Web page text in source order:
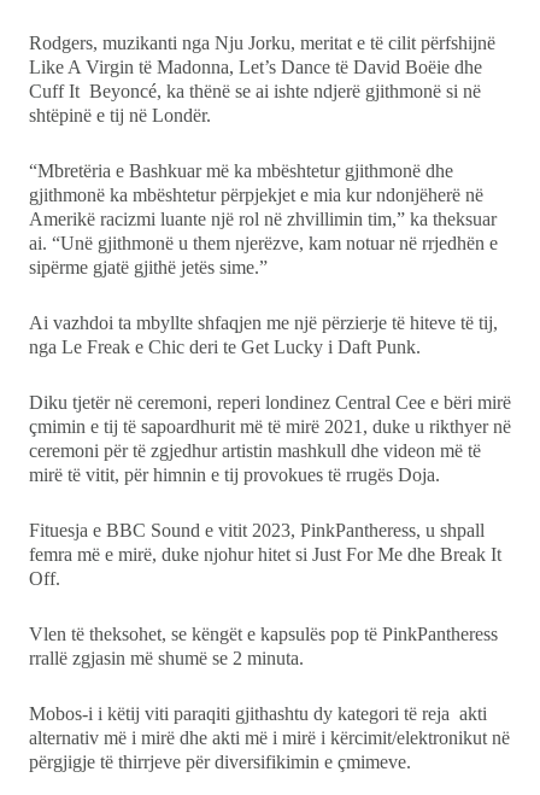
Rodgers, muzikanti nga Nju Jorku, meritat e të cilit përfshijnë
Like A Virgin të Madonna, Let’s Dance të David Boëie dhe
Cuff It Beyoncé, ka thënë se ai ishte ndjerë gjithmonë si në
shtëpinë e tij në Londër.
“Mbretëria e Bashkuar më ka mbështetur gjithmonë dhe
gjithmonë ka mbështetur përpjekjet e mia kur ndonjëherë në
Amerikë racizmi luante një rol në zhvillimin tim,” ka theksuar
ai. “Unë gjithmonë u them njerëzve, kam notuar në rrjedhën e
sipërme gjatë gjithë jetës sime.”
Ai vazhdoi ta mbyllte shfaqjen me një përzierje të hiteve të tij,
nga Le Freak e Chic deri te Get Lucky i Daft Punk.
Diku tjetër në ceremoni, reperi londinez Central Cee e bëri mirë
çmimin e tij të sapoardhurit më të mirë 2021, duke u rikthyer në
ceremoni për të zgjedhur artistin mashkull dhe videon më të
mirë të vitit, për himnin e tij provokues të rrugës Doja.
Fituesja e BBC Sound e vitit 2023, PinkPantheress, u shpall
femra më e mirë, duke njohur hitet si Just For Me dhe Break It
Off.
Vlen të theksohet, se këngët e kapsulës pop të PinkPantheress
rrallë zgjasin më shumë se 2 minuta.
Mobos-i i këtij viti paraqiti gjithashtu dy kategori të reja akti
alternativ më i mirë dhe akti më i mirë i kërcimit/elektronikut në
përgjigje të thirrjeve për diversifikimin e çmimeve.